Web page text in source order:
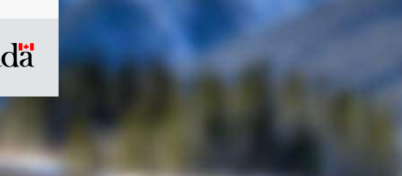
/
gouvernement
du